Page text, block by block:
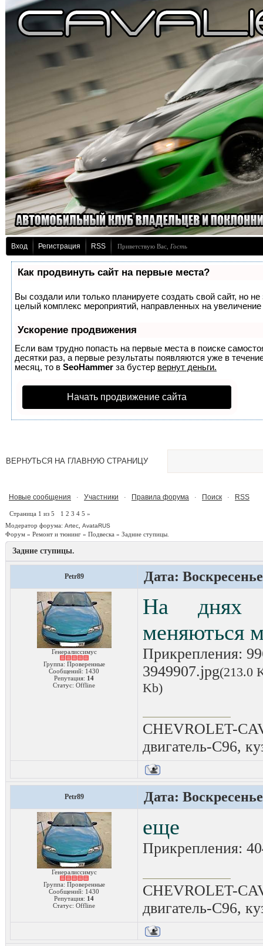
Вход Регистрация RSS Приветствую Вас Гость
Как продвинуть сайт на первые места?
Вы создали или только планируете создать свой сайт, но
целый комплекс мероприятий, направленных на
Ускорение продвижения
Если вам трудно попасть на первые места в поиске
десятки раз, а первые результаты появляются уже в
месяц, то в SeoHammer за бустер вернут деньги.
Начать продвижение сайта
ВЕРНУТЬСЯ НА ГЛАВНУЮ СТРАНИЦУ
Новые сообщения · Участники · Правила форума · Поиск · RSS
Страница 1 из 5 1 2 3 4 5 »
Модератор форума: Artec AvataRUS
Форум » Ремонт и тюнинг » Подвеска » Задние ступицы.
Задние ступицы.
Petr89 Дата:
Генералиссимус
Группа: Проверенные
Сообщений: 1430
Репутация: 14
Статус: Offline
На днях
меняються
Прикрепления:
3949907.jpg(213.0
Kb)
CHEVROLET-
двигатель-C96,
Petr89 Дата:
Генералиссимус
Группа: Проверенные
Сообщений: 1430
Репутация: 14
Статус: Offline
еще
Прикрепления:
CHEVROLET-
двигатель-C96,